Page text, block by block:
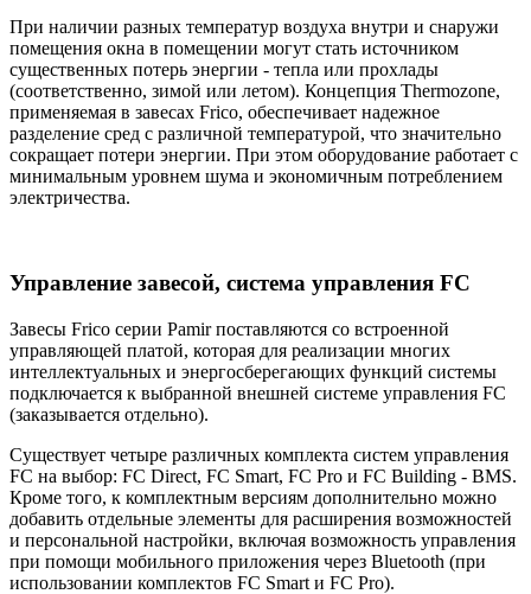
При наличии разных температур воздуха внутри и снаружи
помещения окна в помещении могут стать источником
существенных потерь энергии - тепла или прохлады
(соответственно, зимой или летом). Концепция Thermozone,
применяемая в завесах Frico, обеспечивает надежное
разделение сред с различной температурой, что значительно
сокращает потери энергии. При этом оборудование работает с
минимальным уровнем шума и экономичным потреблением
электричества.
Управление завесой, система управления FC
Завесы Frico серии Pamir поставляются со встроенной
управляющей платой, которая для реализации многих
интеллектуальных и энергосберегающих функций системы
подключается к выбранной внешней системе управления FC
(заказывается отдельно).
Существует четыре различных комплекта систем управления
FC на выбор: FC Direct, FC Smart, FC Pro и FC Building - BMS.
Кроме того, к комплектным версиям дополнительно можно
добавить отдельные элементы для расширения возможностей
и персональной настройки, включая возможность управления
при помощи мобильного приложения через Bluetooth (при
использовании комплектов FC Smart и FC Pro).